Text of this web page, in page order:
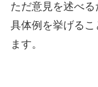
ただ意見を述べ
具体例を挙げる
ます。